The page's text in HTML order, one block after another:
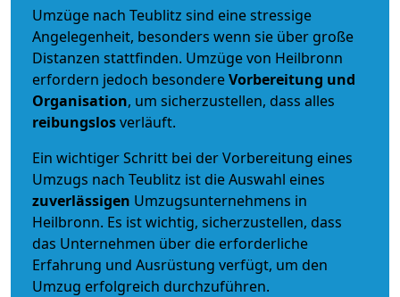
Umzüge nach Teublitz sind eine stressige
Angelegenheit, besonders wenn sie über große
Distanzen stattfinden. Umzüge von Heilbronn
erfordern jedoch besondereVorbereitung und
Organisation, um sicherzustellen, dass alles
reibungslosverläuft.
Ein wichtiger Schritt bei der Vorbereitung eines
Umzugs nach Teublitz ist die Auswahl eines
zuverlässigen Umzugsunternehmens in
Heilbronn. Es ist wichtig, sicherzustellen, dass
das Unternehmen über die erforderliche
Erfahrung und Ausrüstung verfügt, um den
Umzug erfolgreich durchzuführen.